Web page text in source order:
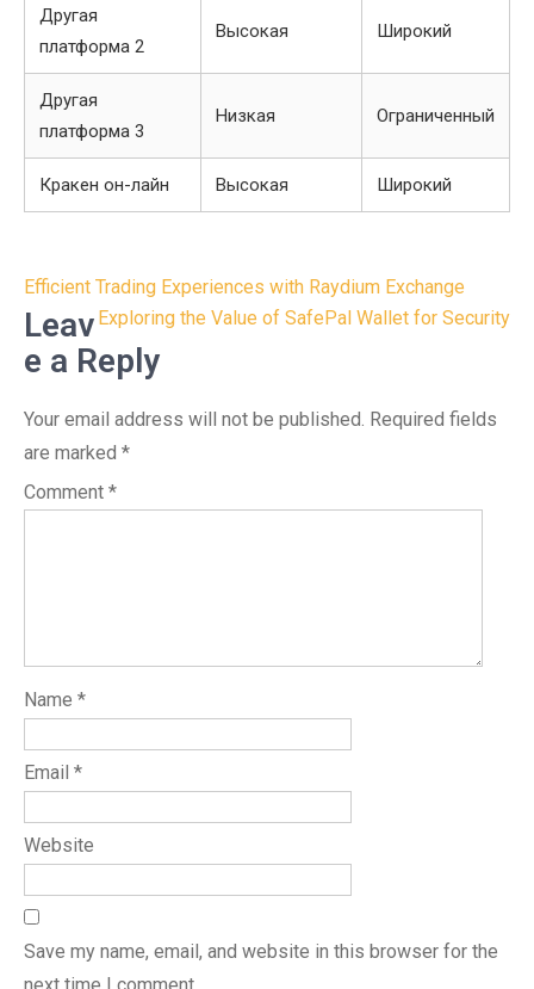
Другая
платформа 2
Высокая Широкий
Другая
платформа 3
Низкая Ограниченный
Кракен он-лайн Высокая Широкий
Post
navigation
Efficient Trading Experiences with Raydium Exchange
Exploring the Value of SafePal Wallet for Security
Leav
e a Reply
Your email address will not be published. Required fields
are marked *
Comment *
Name *
Email *
Website
Save my name, email, and website in this browser for the